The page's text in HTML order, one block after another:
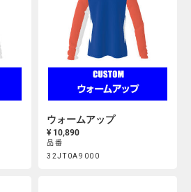
ウォームアップ
¥ 10,890
Product
品番
32JT0A9000